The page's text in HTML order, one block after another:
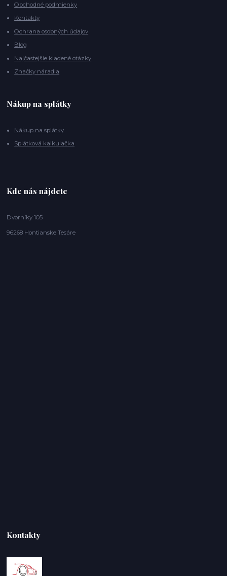
Obchodné podmienky
Kontakty
Ochrana osobných údajov
Blog
Najčastejšie kladené otázky
Značky náradia
Nákup na splátky
Nákup na splátky
Splátková kalkulačka
Kde nás nájdete
Dvorníky 105
96268 Hontianske Tesáre
Kontakty